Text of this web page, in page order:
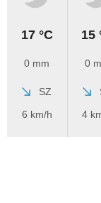
17 °C
0 mm
SZ
6 km/h
15
0
4